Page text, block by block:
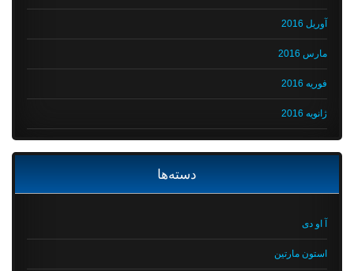
آوریل 2016
مارس 2016
فوریه 2016
ژانویه 2016
دسته‌ها
آ او دی
استون مارتین